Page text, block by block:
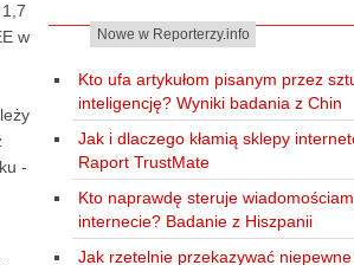
w
-
Nowe w Reporterzy.info
Kto ufa artykułom pisanym przez
inteligencję? Wyniki badania z Chin
Jak i dlaczego kłamią sklepy
Raport TrustMate
Kto naprawdę steruje
internecie? Badanie z Hiszpanii
Jak rzetelnie przekazywać niepewne